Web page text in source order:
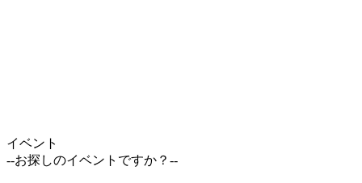
イベント
--お探しのイベントですか？--